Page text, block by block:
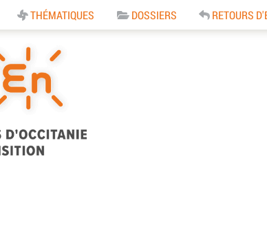
THÉMATIQUES DOSSIERS RETOURS